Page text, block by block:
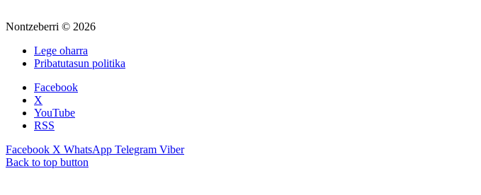
Nontzeberri © 2026
Lege oharra
Pribatutasun politika
Facebook
X
YouTube
RSS
Facebook X WhatsApp Telegram Viber
Back to top button